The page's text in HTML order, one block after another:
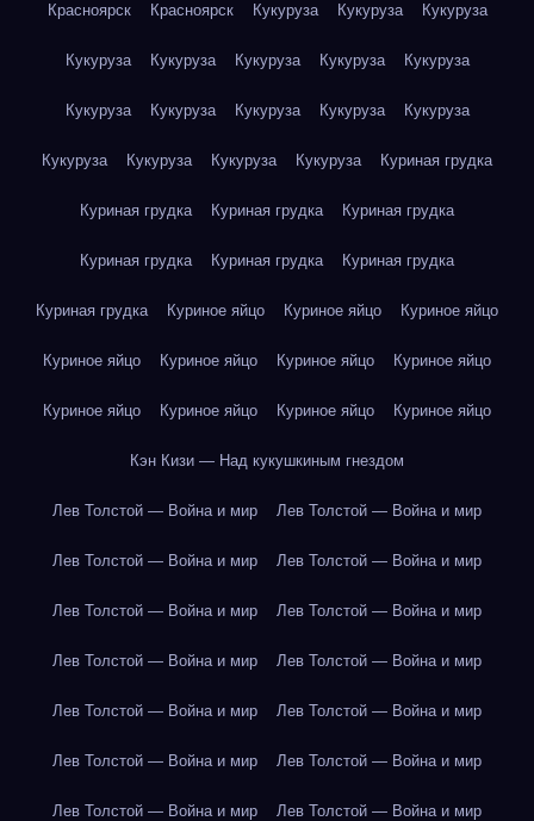
Красноярск Красноярск Кукуруза Кукуруза Кукуруза
Кукуруза Кукуруза Кукуруза Кукуруза Кукуруза
Кукуруза Кукуруза Кукуруза Кукуруза Кукуруза
Кукуруза Кукуруза Кукуруза Кукуруза Куриная грудка
Куриная грудка Куриная грудка Куриная грудка
Куриная грудка Куриная грудка Куриная грудка
Куриная грудка Куриное яйцо Куриное яйцо Куриное яйцо
Куриное яйцо Куриное яйцо Куриное яйцо Куриное яйцо
Куриное яйцо Куриное яйцо Куриное яйцо Куриное яйцо
Кэн Кизи — Над кукушкиным гнездом
Лев Толстой — Война и мир Лев Толстой — Война и мир
Лев Толстой — Война и мир Лев Толстой — Война и мир
Лев Толстой — Война и мир Лев Толстой — Война и мир
Лев Толстой — Война и мир Лев Толстой — Война и мир
Лев Толстой — Война и мир Лев Толстой — Война и мир
Лев Толстой — Война и мир Лев Толстой — Война и мир
Лев Толстой — Война и мир Лев Толстой — Война и мир